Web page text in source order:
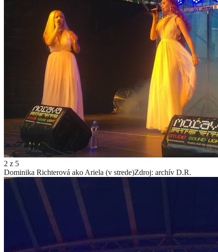
2 z 5
Dominika Richterová ako Ariela (v strede)Zdroj: archív D.R.